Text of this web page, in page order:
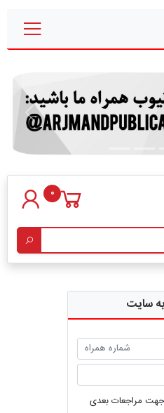
بعدی
0
سایت
جهت مراجعات بعدی